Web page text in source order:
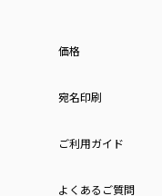
価格
宛名印刷
ご利用ガイド
よくあるご質問